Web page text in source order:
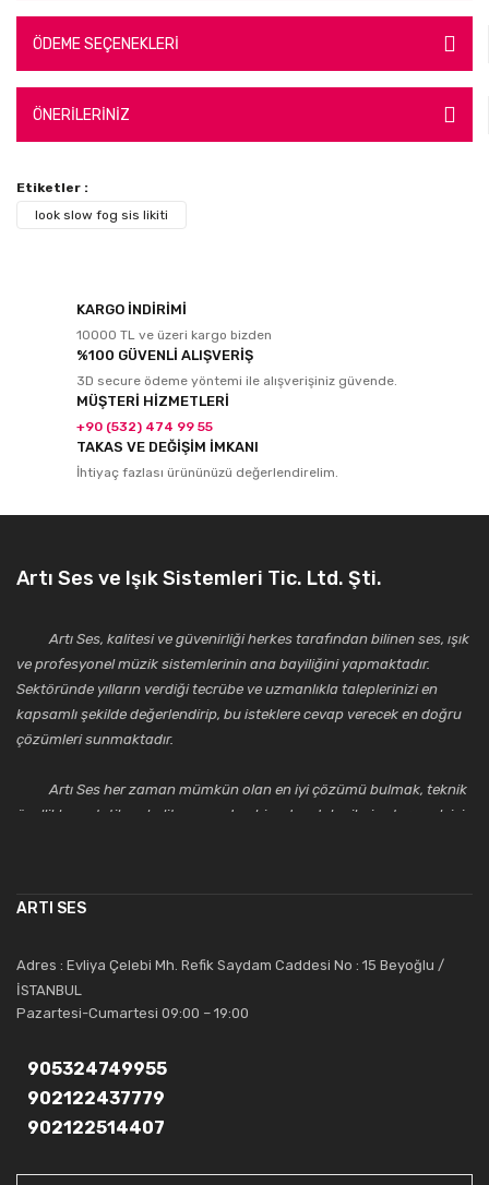
ÖDEME SEÇENEKLERİ
ÖNERİLERİNİZ
Etiketler :
look slow fog sis likiti
KARGO İNDİRİMİ
10000 TL ve üzeri kargo bizden
%100 GÜVENLİ ALIŞVERİŞ
3D secure ödeme yöntemi ile alışverişiniz güvende.
MÜŞTERİ HİZMETLERİ
+90 (532) 474 99 55
TAKAS VE DEĞİŞİM İMKANI
İhtiyaç fazlası ürününüzü değerlendirelim.
Artı Ses ve Işık Sistemleri Tic. Ltd. Şti.
Artı Ses, kalitesi ve güvenirliği herkes tarafından bilinen ses, ışık
ve profesyonel müzik sistemlerinin ana bayiliğini yapmaktadır.
Sektöründe yılların verdiği tecrübe ve uzmanlıkla taleplerinizi en
kapsamlı şekilde değerlendirip, bu isteklere cevap verecek en doğru
çözümleri sunmaktadır.
Artı Ses her zaman mümkün olan en iyi çözümü bulmak, teknik
özellikler, estetik ve kalite açısından bir adım daha ileriye taşımak için
saygıdeğer yerini kazanmıştır.
Artı Ses, güler yüzü ve deneyimi ile bu gün ve gelecekte
güvenebileceğiniz bir tercihtir.
ARTI SES
Adres : Evliya Çelebi Mh. Refik Saydam Caddesi No : 15 Beyoğlu /
İSTANBUL
Pazartesi-Cumartesi 09:00 – 19:00
905324749955
902122437779
902122514407